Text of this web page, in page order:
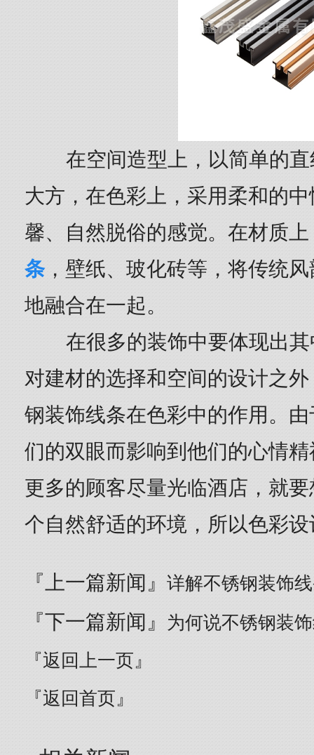
在空间造型上，以简单的
大方，在色彩上，采用柔和的
馨、自然脱俗的感觉。在材质
条 ，壁纸、玻化砖等，将传统
地融合在一起。
在很多的装饰中要体现出
对建材的选择和空间的设计之
钢装饰线条在色彩中的作用。
们的双眼而影响到他们的心情
更多的顾客尽量光临酒店，就
个自然舒适的环境，所以色彩
『上一篇新闻』 详解不锈钢装饰
『下一篇新闻』
为何说不锈钢装
『返回上一页』
『返回首页』